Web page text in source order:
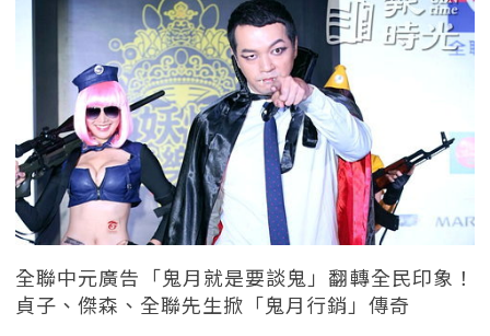
全聯中元廣告「鬼月就是要談鬼」翻轉全民印象！
貞子、傑森、全聯先生掀「鬼月行銷」傳奇